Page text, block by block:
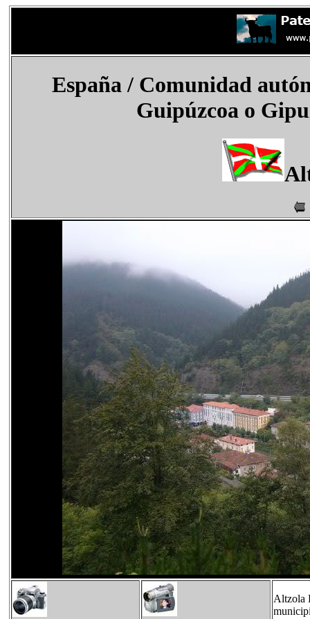
España/ Comunidad
Guipúzcoa o
Altzola